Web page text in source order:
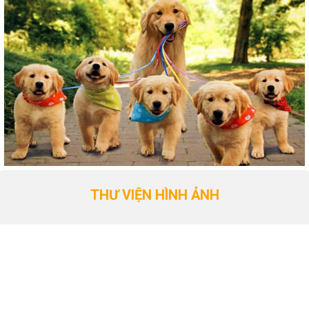
THƯ VIỆN HÌNH ẢNH